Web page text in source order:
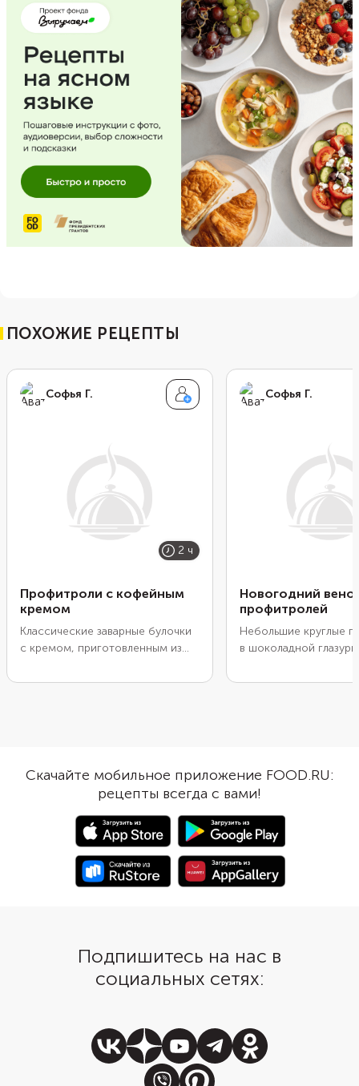
ПОХОЖИЕ РЕЦЕПТЫ
Софья Г.
2 ч
Профитроли с кофейным
кремом
Классические заварные булочки
с кремом, приготовленным из
желтков, кофе и бренди. Если у
посыпав сахарной пудрой.
Софья Г.
Новогодний
профитролей
Небольшие круглые
в шоколадной
бубенчики в оленьей
Профитроли пекут из
теста, а после
наполняют
полости кремом из
сливок. Часть крема
отложить для сборки
Скачайте мобильное приложение FOOD.RU:
рецепты всегда с вами!
Подпишитесь на нас в
социальных сетях: